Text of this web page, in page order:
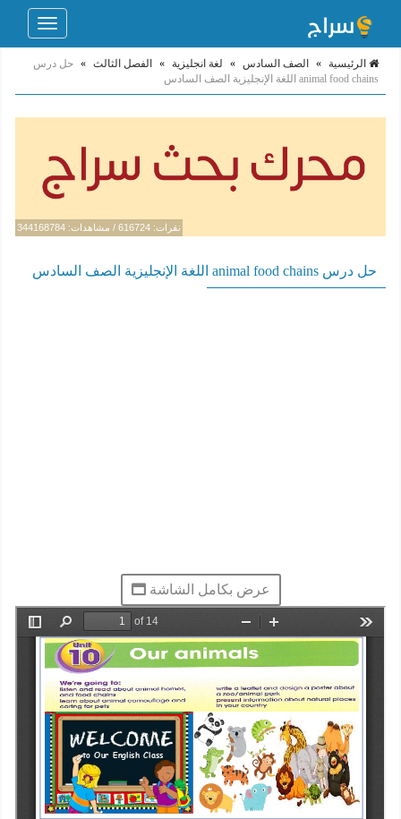
Toggle
الرئيسية » الصف السادس » لغة انجليزية » الفصل الثالث » حل درس
animal food chains اللغة الإنجليزية الصف السادس
نقرات: 616724 / مشاهدات: 344168784
حل درس animal food chains اللغة الإنجليزية الصف السادس
عرض بكامل الشاشة